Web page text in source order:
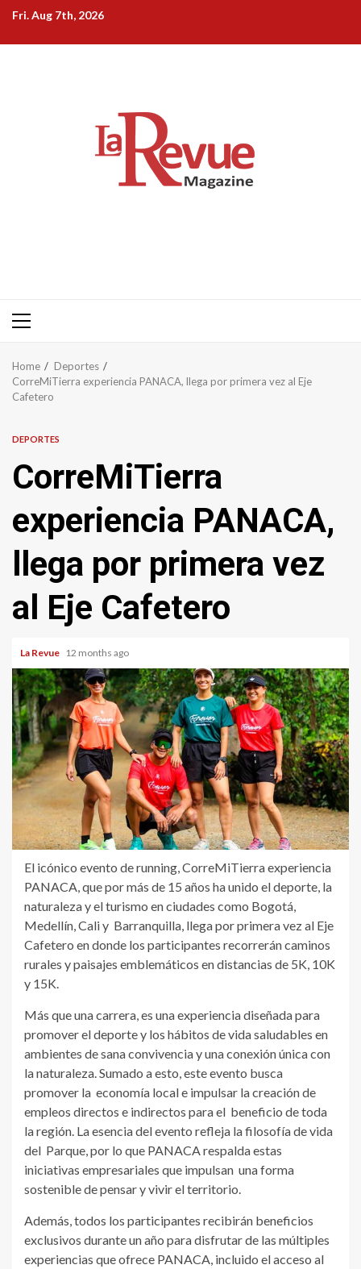
Skip
content
Fri. Aug 7th, 2026
Primary
Home
Deportes
CorreMiTierra experiencia PANACA, llega por primera vez al Eje
Cafetero
DEPORTES
CorreMiTierra
experiencia PANACA,
llega por primera vez
al Eje Cafetero
La Revue 12 months ago
El icónico evento de running, CorreMiTierra experiencia
PANACA, que por más de 15 años ha unido el deporte, la
naturaleza y el turismo en ciudades como Bogotá,
Medellín, Cali y Barranquilla, llega por primera vez al Eje
Cafetero en donde los participantes recorrerán caminos
rurales y paisajes emblemáticos en distancias de 5K, 10K
y 15K.
Más que una carrera, es una experiencia diseñada para
promover el deporte y los hábitos de vida saludables en
ambientes de sana convivencia y una conexión única con
la naturaleza. Sumado a esto, este evento busca
promover la economía local e impulsar la creación de
empleos directos e indirectos para el beneficio de toda
la región. La esencia del evento refleja la filosofía de vida
del Parque, por lo que PANACA respalda estas
iniciativas empresariales que impulsan una forma
sostenible de pensar y vivir el territorio.
Además, todos los participantes recibirán beneficios
exclusivos durante un año para disfrutar de las múltiples
experiencias que ofrece PANACA, incluido el acceso al